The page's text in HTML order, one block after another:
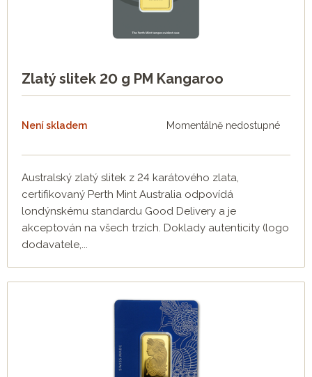
Zlatý slitek 20 g PM Kangaroo
Není skladem Momentálně nedostupné
Australský zlatý slitek z 24 karátového zlata,
certifikovaný Perth Mint Australia odpovídá
londýnskému standardu Good Delivery a je
akceptován na všech trzích. Doklady autenticity (logo
dodavatele,...